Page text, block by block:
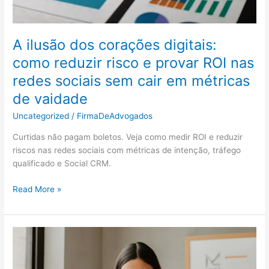
A ilusão dos corações digitais:
como reduzir risco e provar ROI nas
redes sociais sem cair em métricas
de vaidade
Uncategorized / FirmaDeAdvogados
Curtidas não pagam boletos. Veja como medir ROI e reduzir
riscos nas redes sociais com métricas de intenção, tráfego
qualificado e Social CRM.
A
dos
corações
digitais:
Read More »